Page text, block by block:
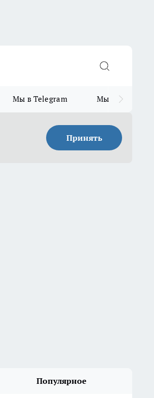
Мы в Telegram Мы в MAX
Принять
Популярное